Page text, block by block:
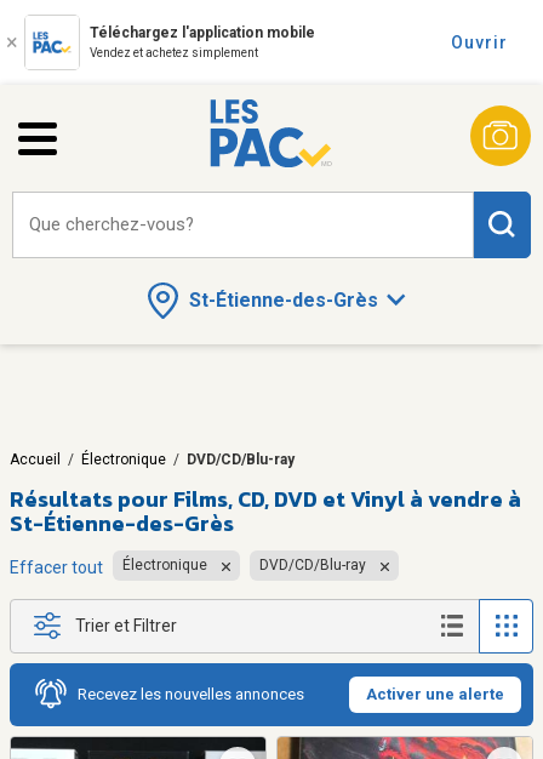
Téléchargez l'application mobile
Vendez et achetez simplement
Ouvrir
St-Étienne-des-Grès
Que cherchez-vous?
Accueil / Électronique / DVD/CD/Blu-ray
Résultats pour Films, CD, DVD et Vinyl à vendre à
St-Étienne-des-Grès
Effacer tout Électronique DVD/CD/Blu-ray
Trier et Filtrer
Recevez les nouvelles annonces Activer une alerte